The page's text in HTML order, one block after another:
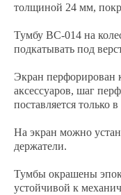
толщиной 24 мм,
Тумбу ВС-014 на
подкатывать под
Экран перфорирован
аксессуаров, шаг
поставляется только
На экран можно
держатели.
Тумбы окрашены
устойчивой к